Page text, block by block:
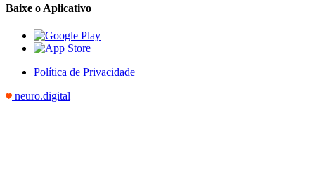
Baixe o Aplicativo
Política de Privacidade
neuro.digital